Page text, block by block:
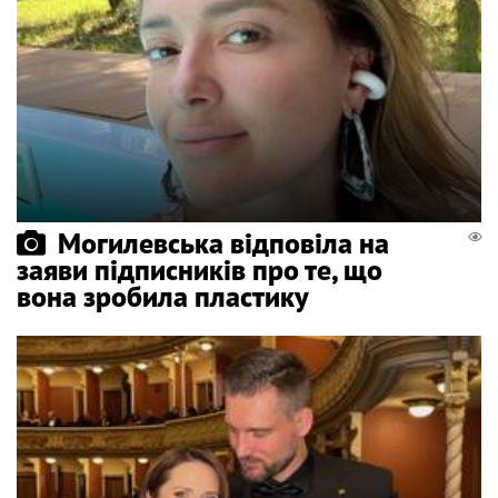
Могилевська відповіла на
заяви підписників про те, що
вона зробила пластику